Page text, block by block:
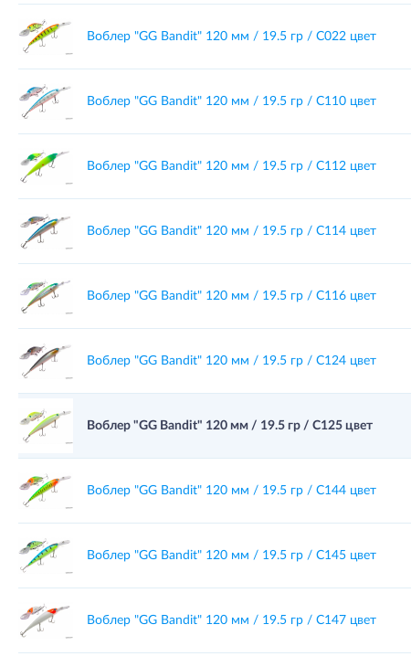
Воблер "GG Bandit" 120 мм / 19.5 гр / C022 цвет
Воблер "GG Bandit" 120 мм / 19.5 гр / C110 цвет
Воблер "GG Bandit" 120 мм / 19.5 гр / C112 цвет
Воблер "GG Bandit" 120 мм / 19.5 гр / C114 цвет
Воблер "GG Bandit" 120 мм / 19.5 гр / C116 цвет
Воблер "GG Bandit" 120 мм / 19.5 гр / C124 цвет
Воблер "GG Bandit" 120 мм / 19.5 гр / C125 цвет
Воблер "GG Bandit" 120 мм / 19.5 гр / C144 цвет
Воблер "GG Bandit" 120 мм / 19.5 гр / C145 цвет
Воблер "GG Bandit" 120 мм / 19.5 гр / C147 цвет